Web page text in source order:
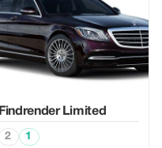
Findrender Limited
2 1